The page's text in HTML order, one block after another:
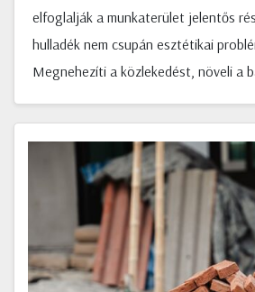
elfoglalják a munkaterület jelentős
hulladék nem csupán esztétikai
Megnehezíti a közlekedést, növeli a